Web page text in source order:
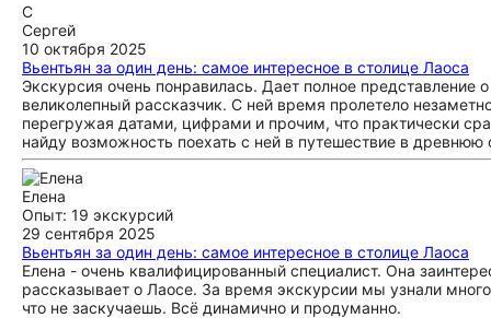
С
Сергей
10 октября 2025
Вьентьян за один день: самое интересное в столице Лаоса
Экскурсия очень понравилась. Дает полное представление
великолепный рассказчик. С ней время пролетело
перегружая датами, цифрами и прочим, что практически
найду возможность поехать с ней в путешествие в древнюю
Елена
Опыт: 19 экскурсий
29 сентября 2025
Вьентьян за один день: самое интересное в столице Лаоса
Елена - очень квалифицированный специалист. Она
рассказывает о Лаосе. За время экскурсии мы узнали
что не заскучаешь. Всё динамично и продуманно.